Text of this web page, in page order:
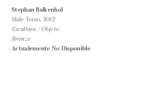
Stephan Balkenhol
Male Torso,2012
Escultura / Objeto
Bronze
Actualemente No Disponible